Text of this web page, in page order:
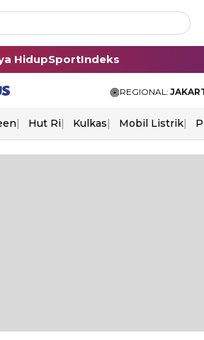
HidupSportIndeks
REGIONAL:
Hut Ri Kulkas Mobil Listrik